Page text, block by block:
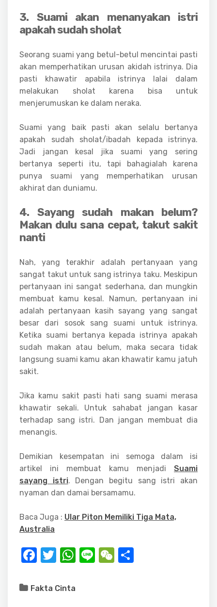
3. Suami akan menanyakan istri
apakah sudah sholat
Seorang suami yang betul-betul mencintai pasti
akan memperhatikan urusan akidah istrinya. Dia
pasti khawatir apabila istrinya lalai dalam
melakukan sholat karena bisa untuk
menjerumuskan ke dalam neraka.
Suami yang baik pasti akan selalu bertanya
apakah sudah sholat/ibadah kepada istrinya.
Jadi jangan kesal jika suami yang sering
bertanya seperti itu, tapi bahagialah karena
punya suami yang memperhatikan urusan
akhirat dan duniamu.
4. Sayang sudah makan belum?
Makan dulu sana cepat, takut sakit
nanti
Nah, yang terakhir adalah pertanyaan yang
sangat takut untuk sang istrinya taku. Meskipun
pertanyaan ini sangat sederhana, dan mungkin
membuat kamu kesal. Namun, pertanyaan ini
adalah pertanyaan kasih sayang yang sangat
besar dari sosok sang suami untuk istrinya.
Ketika suami bertanya kepada istrinya apakah
sudah makan atau belum, maka secara tidak
langsung suami kamu akan khawatir kamu jatuh
sakit.
Jika kamu sakit pasti hati sang suami merasa
khawatir sekali. Untuk sahabat jangan kasar
terhadap sang istri. Dan jangan membuat dia
menangis.
Demikian kesempatan ini semoga dalam isi
artikel ini membuat kamu menjadi Suami
sayang istri. Dengan begitu sang istri akan
nyaman dan damai bersamamu.
Baca Juga : Ular Piton Memiliki Tiga Mata,
Australia
F
c
T
it
W Li W
Fakta Cinta